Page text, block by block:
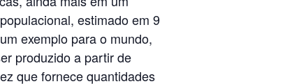
estimado em 9
exemplo para o mundo,
produzido a partir de
que fornece quantidades